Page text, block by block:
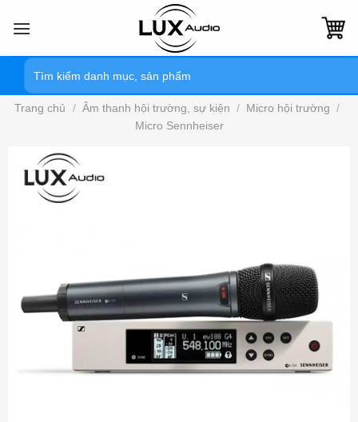
qua
Tìm
kiếm:
Trang chủ
/ Âm thanh hội trường, sự kiện / Micro hội trường /
Micro Sennheiser